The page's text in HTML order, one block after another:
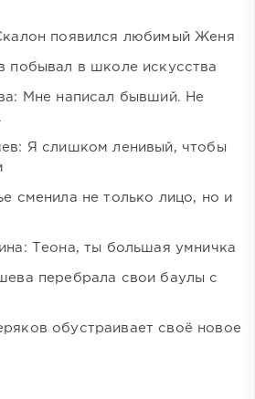
появился любимый Женя
побывал в школе искусства
Мне написал бывший. Не
Я слишком ленивый, чтобы
сменила не только лицо, но и
Теона, ты большая умничка
перебрала свои баулы с
обустраивает своё новое